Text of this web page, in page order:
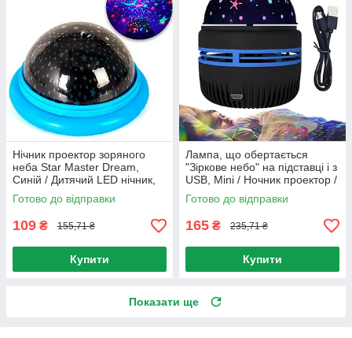
Нічник проектор зоряного
неба Star Master Dream,
Синій / Дитячий LED нічник,
що обертається, зоряне небо
Готово до відправки
109 ₴ 155,71 ₴
Купити
Лампа, що обертається
"Зіркове небо" на підставці і з
USB, Mini / Ночник проектор /
Лампа нічне небо
Готово до відправки
165 ₴ 235,71 ₴
Купити
Показати ще